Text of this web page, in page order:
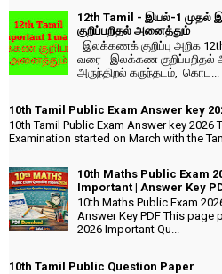
12th Tamil - இயல்-1
குறிப்பறிதல் அனைத்தும்
இலக்கணக் குறிப்பு அறிக
வரை - இலக்கண
அருந்திறல் கருந்தடம், கொட...
10th Tamil Public Exam Answer key
10th Tamil Public Exam Answer key 2026
Examination started on March with the
10th Maths Public Exam
Important | Answer Key
10th Maths Public Exam
Answer Key PDF This page
2026 Important Qu...
10th Tamil Public Question Paper